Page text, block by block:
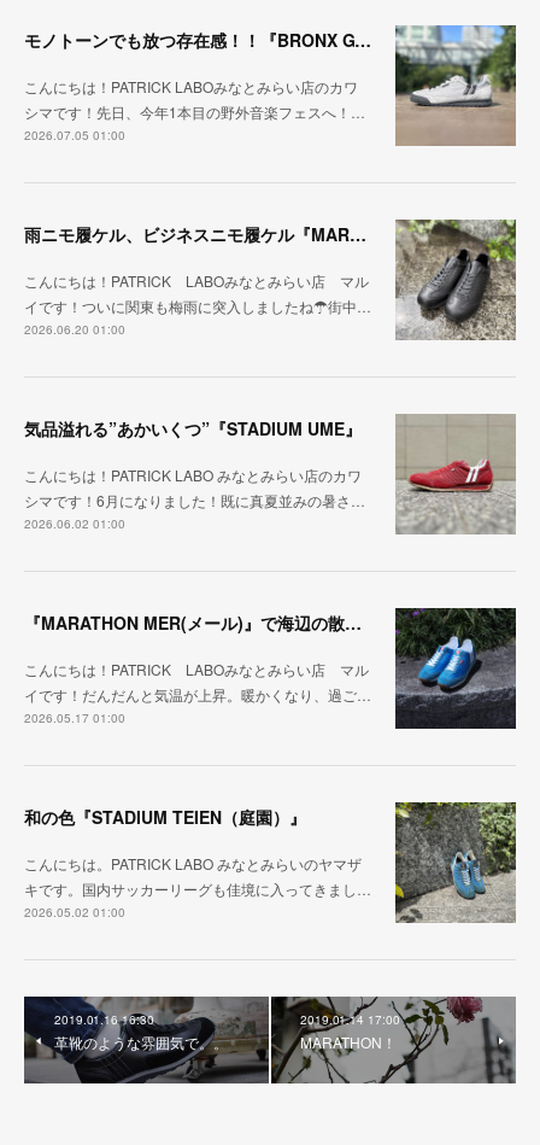
モノトーンでも放つ存在感！！『BRONX GY/BK』
こんにちは！PATRICK LABOみなとみらい店のカワ
シマです！先日、今年1本目の野外音楽フェスへ！…
2026.07.05 01:00
雨ニモ履ケル、ビジネスニモ履ケル『MARARAIN BLK』
こんにちは！PATRICK LABOみなとみらい店 マル
イです！ついに関東も梅雨に突入しましたね☂街中…
2026.06.20 01:00
気品溢れる”あかいくつ”『STADIUM UME』
こんにちは！PATRICK LABO みなとみらい店のカワ
シマです！6月になりました！既に真夏並みの暑さ…
2026.06.02 01:00
『MARATHON MER(メール)』で海辺の散歩を楽しむ
こんにちは！PATRICK LABOみなとみらい店 マル
イです！だんだんと気温が上昇。暖かくなり、過ご…
2026.05.17 01:00
和の色『STADIUM TEIEN（庭園）』
こんにちは。PATRICK LABO みなとみらいのヤマザ
キです。国内サッカーリーグも佳境に入ってきまし…
2026.05.02 01:00
2019.01.16 16:30
革靴のような雰囲気で。。
2019.01.14 17:00
MARATHON！